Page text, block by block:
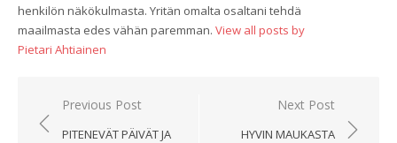
henkilön näkökulmasta. Yritän omalta osaltani tehdä
maailmasta edes vähän paremman. View all posts by
Pietari Ahtiainen
Artikkelien
selaus
Previous Post
PITENEVÄT PÄIVÄT JA
Next Post
HYVIN MAUKASTA